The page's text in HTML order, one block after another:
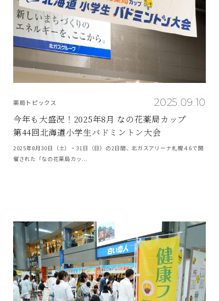
2025.09.10
薬局トピックス
今年も大盛況！2025年8月 なの花薬局カップ
第44回北海道小学生バドミントン大会
2025年8月30日（土）・31日（日）の2日間、北ガスアリーナ札幌４6で開
催された「なの花薬局カッ...